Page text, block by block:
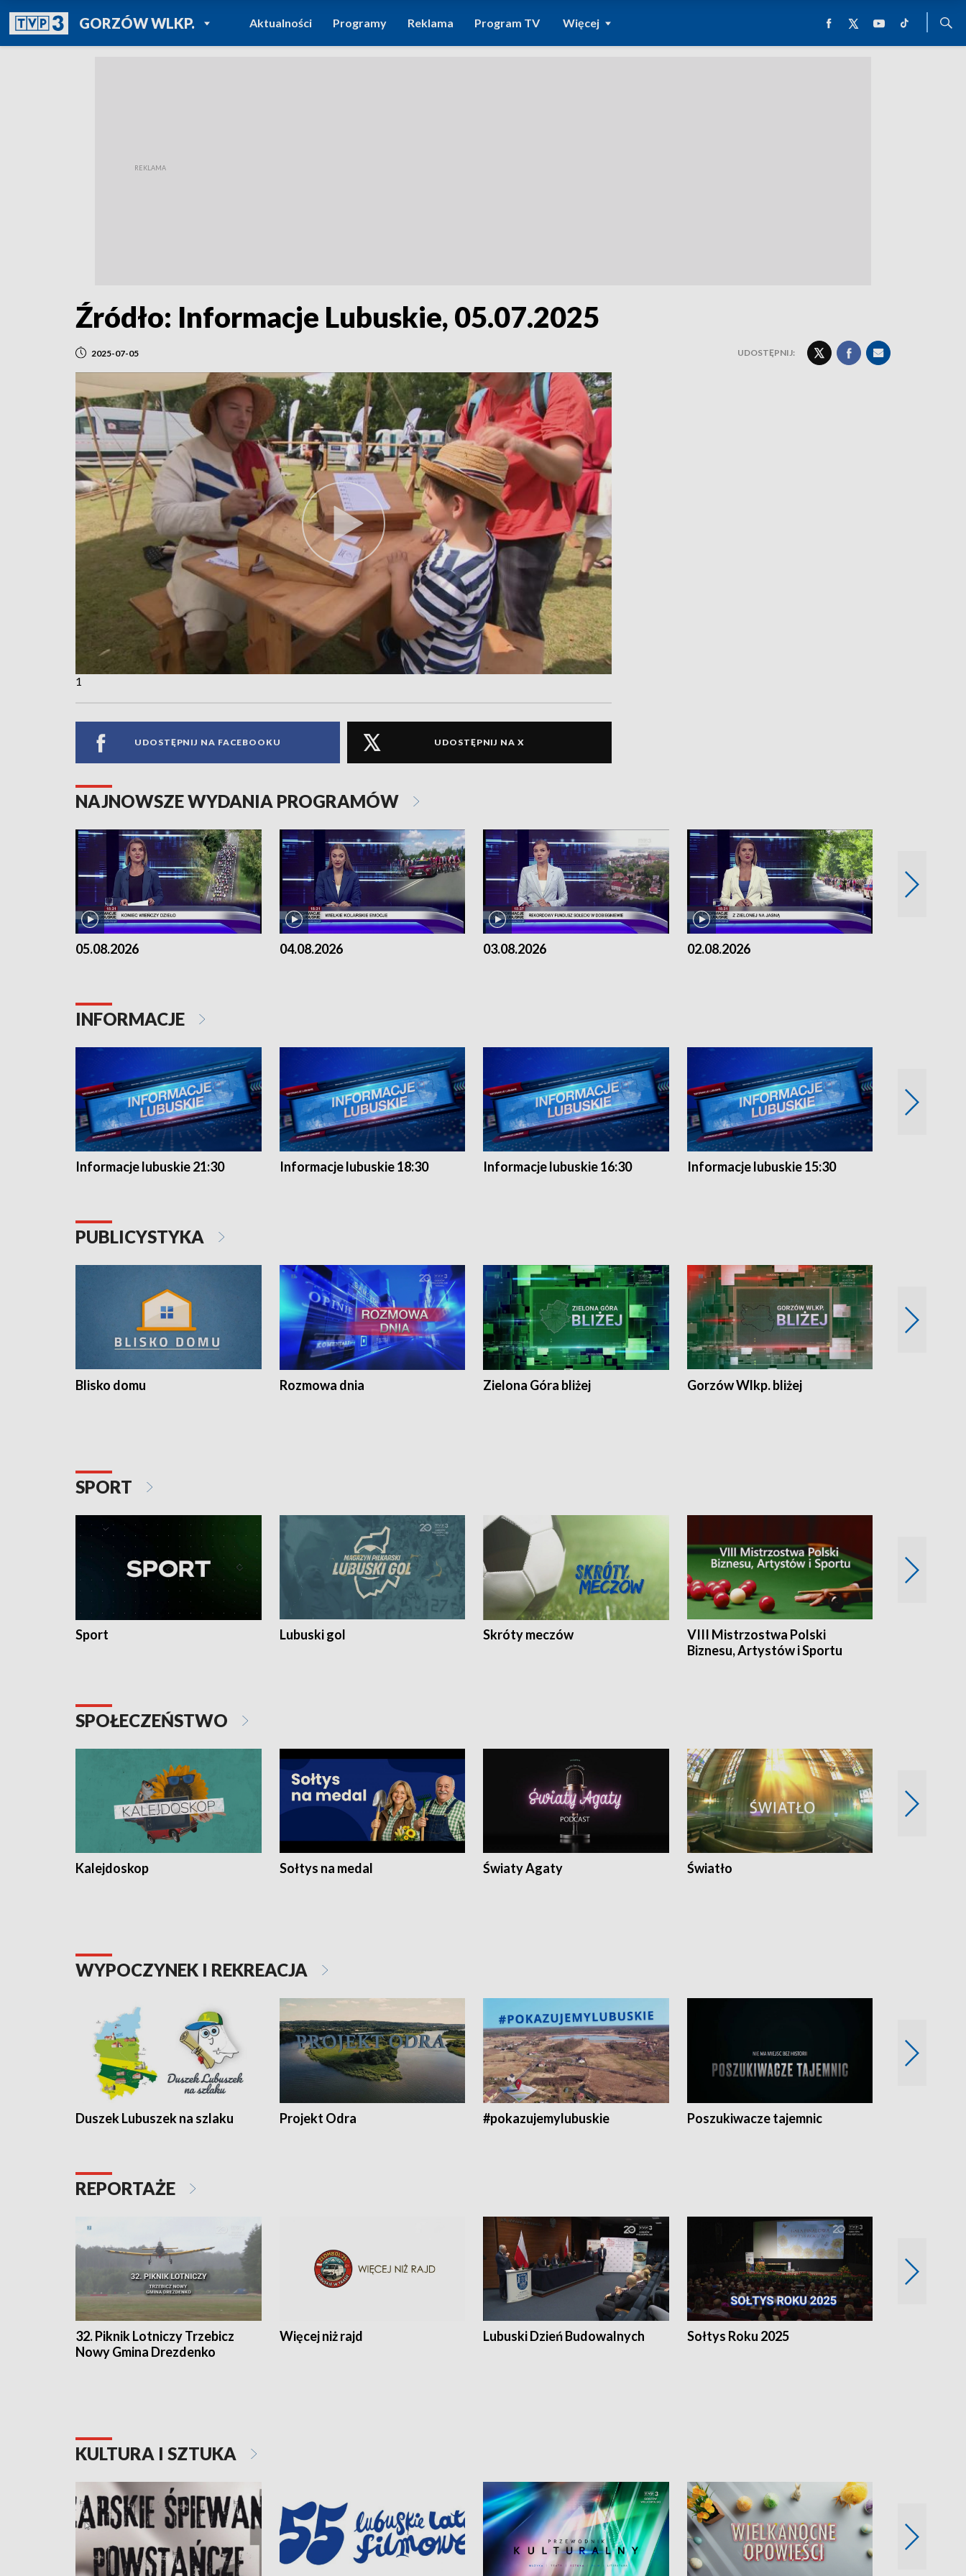
GORZÓW WLKP.POWRÓT DO
TVP REGIONY
Aktualności Programy Reklama Program TV Więcej
Źródło: Informacje Lubuskie, 05.07.2025
2025-07-05 UDOSTĘPNIJ:
1
UDOSTĘPNIJ NA FACEBOOKU UDOSTĘPNIJ NA X
NAJNOWSZE WYDANIA PROGRAMÓW
05.08.2026 04.08.2026 03.08.2026 02.08.2026
INFORMACJE
Informacje lubuskie 21:30 Informacje lubuskie 18:30 Informacje lubuskie 16:30 Informacje lubuskie 15:30
PUBLICYSTYKA
Blisko domu Rozmowa dnia Zielona Góra bliżej Gorzów Wlkp. bliżej
SPORT
Sport Lubuski gol Skróty meczów
VIII Mistrzostwa Polski
Biznesu, Artystów i Sportu
SPOŁECZEŃSTWO
Kalejdoskop Sołtys na medal Światy Agaty Światło
WYPOCZYNEK I REKREACJA
Duszek Lubuszek na szlaku Projekt Odra #pokazujemylubuskie Poszukiwacze tajemnic
REPORTAŻE
32. Piknik Lotniczy Trzebicz
Nowy Gmina Drezdenko
Więcej niż rajd Lubuski Dzień Budowalnych Sołtys Roku 2025
KULTURA I SZTUKA